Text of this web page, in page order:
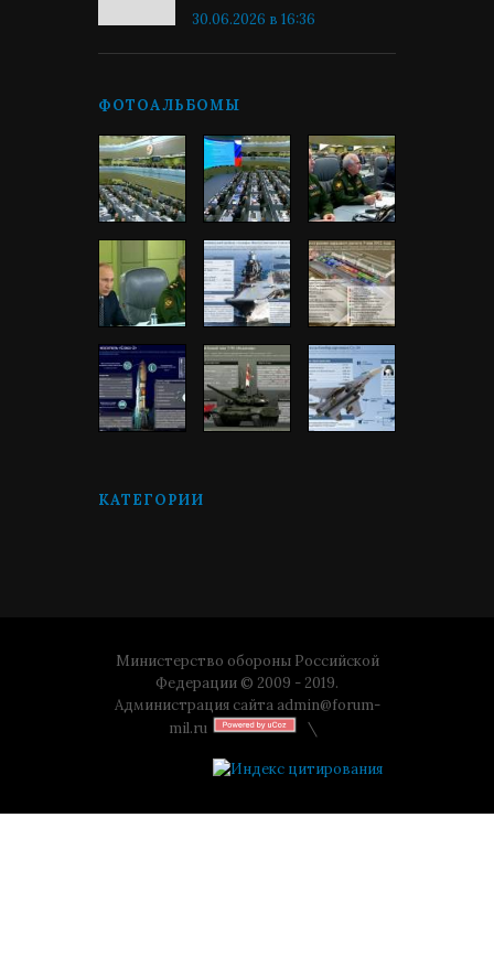
30.06.2026 в 16:36
ФОТОАЛЬБОМЫ
КАТЕГОРИИ
Министерство обороны Российской
Федерации © 2009 - 2019.
Администрация сайта admin@forum-
mil.ru